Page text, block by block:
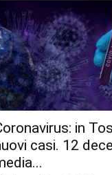
in
casi. 12